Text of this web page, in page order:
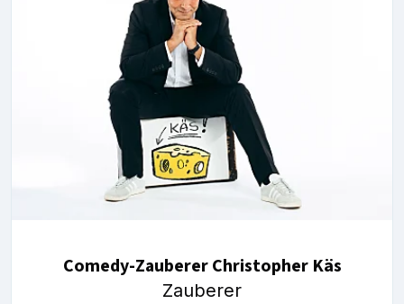
Comedy-Zauberer Christopher Käs
Zauberer